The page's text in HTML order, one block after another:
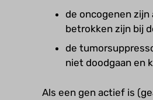
de oncogenen
betrokken zijn bij
de
niet doodgaan en
Als een gen actief is